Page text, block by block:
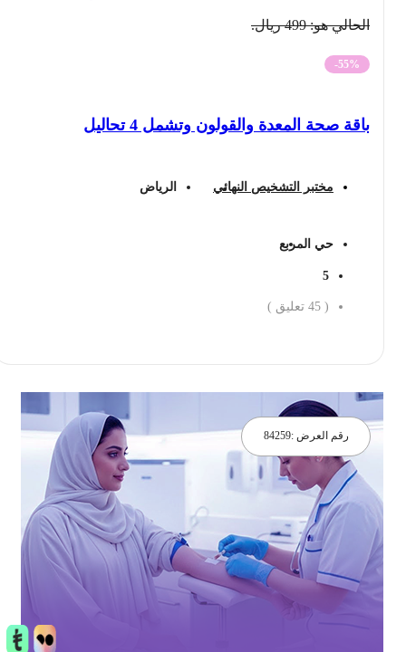
الحالي هو: 499 ريال.
-55%
باقة صحة المعدة والقولون وتشمل 4 تحاليل
مختبر التشخيص النهائي الرياض
حي المربع
45 تعليق )
رقم العرض :84259